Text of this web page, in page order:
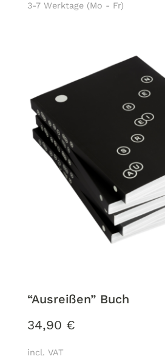
3-7 Werktage (Mo - Fr)
“Ausreißen” Buch
34,90 €
incl. VAT